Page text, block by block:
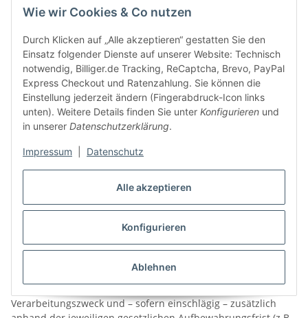
Alle akzeptieren
Konfigurieren
Ablehnen
Wie wir Cookies & Co nutzen
Durch Klicken auf „Alle akzeptieren“ gestatten Sie den
Einsatz folgender Dienste auf unserer Website: Technisch
notwendig, Billiger.de Tracking, ReCaptcha, Brevo, PayPal
Express Checkout und Ratenzahlung. Sie können die
Einstellung jederzeit ändern (Fingerabdruck-Icon links
unten). Weitere Details finden Sie unter Konfigurieren und
in unserer Datenschutzerklärung.
Impressum Datenschutz
ÜBERWIEGEN, ODER WENN DIE VERARBEITUNG DER
GELTENDMACHUNG, AUSÜBUNG ODER VERTEIDIGUNG VON
RECHTSANSPRÜCHEN DIENT.
WERDEN IHRE PERSONENBEZOGENEN DATEN VON UNS
VERARBEITET, UM DIREKTWERBUNG ZU BETREIBEN, HABEN
SIE DAS RECHT, JEDERZEIT WIDERSPRUCH GEGEN DIE
VERARBEITUNG SIE BETREFFENDER PERSONENBEZOGENER
DATEN ZUM ZWECKE DERARTIGER WERBUNG EINZULEGEN.
SIE KÖNNEN DEN WIDERSPRUCH WIE OBEN BESCHRIEBEN
AUSÜBEN.
MACHEN SIE VON IHREM WIDERSPRUCHSRECHT GEBRAUCH,
BEENDEN WIR DIE VERARBEITUNG DER BETROFFENEN DATEN
14) Dauer der Speicherung
personenbezogener Daten
Die Dauer der Speicherung von personenbezogenen Daten
bemisst sich anhand der jeweiligen Rechtsgrundlage, am
Verarbeitungszweck und – sofern einschlägig – zusätzlich